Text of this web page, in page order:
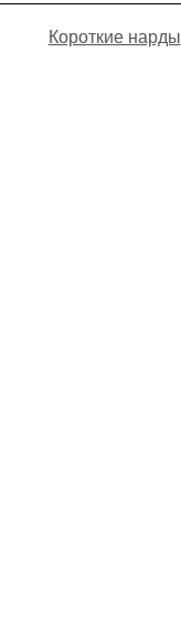
Короткие нарды